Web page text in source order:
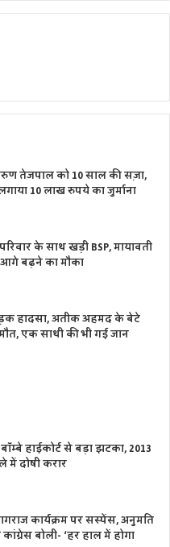
तेजपाल को 10 साल की सज़ा,
10 लाख रुपये का जुर्माना
के साथ खड़ी BSP, मायावती
बढ़ने का मौका
हादसा, अतीक अहमद के बेटे
एक साथी की भी गई जान
हाईकोर्ट से बड़ा झटका, 2013
में दोषी करार
कार्यक्रम पर सस्पेंस, अनुमति
बोली- ‘हर हाल में होगा